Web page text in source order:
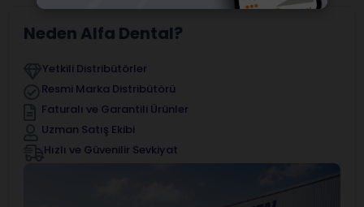
Neden Alfa Dental?
Yetkili Distribütörler
Resmi Marka Distribütörü
Faturalı ve Garantili Ürünler
Uzman Satış Ekibi
Hızlı ve Güvenilir Sevkiyat